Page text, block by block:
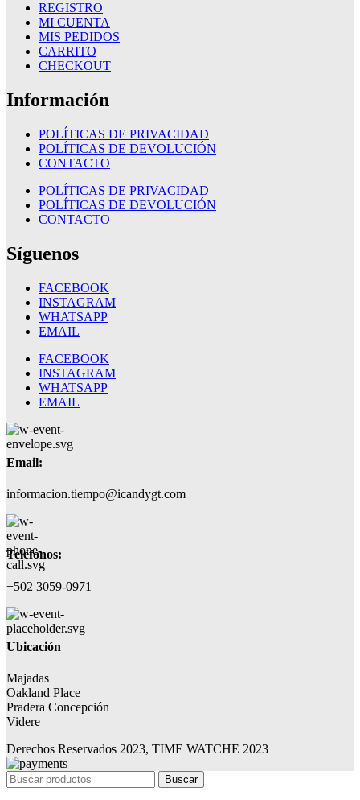
REGISTRO
MI CUENTA
MIS PEDIDOS
CARRITO
CHECKOUT
Información
POLÍTICAS DE PRIVACIDAD
POLÍTICAS DE DEVOLUCIÓN
CONTACTO
POLÍTICAS DE PRIVACIDAD
POLÍTICAS DE DEVOLUCIÓN
CONTACTO
Síguenos
FACEBOOK
INSTAGRAM
WHATSAPP
EMAIL
FACEBOOK
INSTAGRAM
WHATSAPP
EMAIL
Email:
informacion.tiempo@icandygt.com
Teléfonos:
+502 3059-0971
Ubicación
Majadas
Oakland Place
Pradera Concepción
Videre
Derechos Reservados 2023, TIME WATCHE 2023
Buscar